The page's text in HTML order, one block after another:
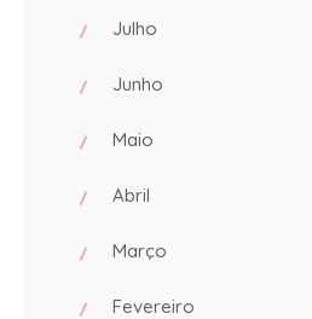
Julho
Junho
Maio
Abril
Março
Fevereiro